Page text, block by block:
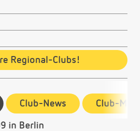
Regional-Clubs!
Club-News Club-
in Berlin